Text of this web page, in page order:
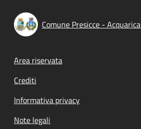
Comune Presicce - Acquarica
Footer menu
Area riservata
Crediti
Informativa privacy
Note legali